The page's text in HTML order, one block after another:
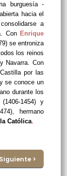
burguesía -
hacia el
a
Con Enrique
se entroniza
los reinos
Navarra. Con
por las
se conoce un
durante los
1454) y
hermano
Católica.
Siguiente >